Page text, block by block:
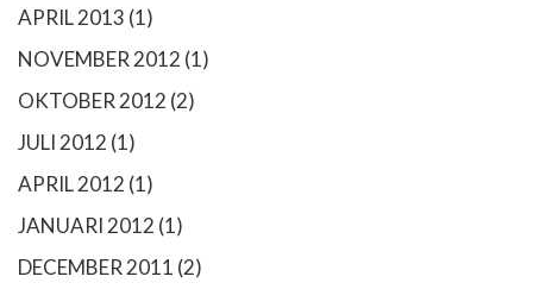
APRIL 2013 (1)
NOVEMBER 2012 (1)
OKTOBER 2012 (2)
JULI 2012 (1)
APRIL 2012 (1)
JANUARI 2012 (1)
DECEMBER 2011 (2)